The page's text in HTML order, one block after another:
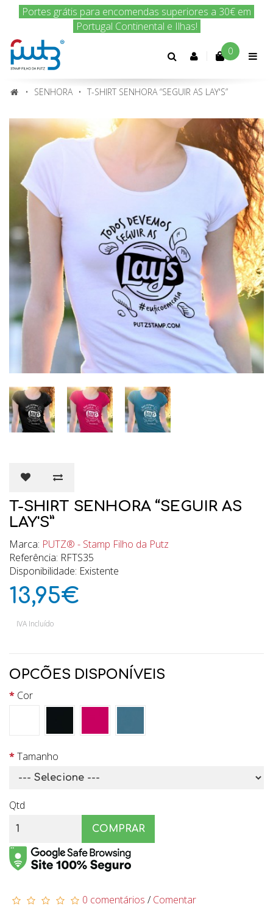
Encomenda hoje e nós enviamos amanhã!
Conta 0
SENHORA T-SHIRT SENHORA “SEGUIR AS LAY'S”
T-SHIRT SENHORA “SEGUIR AS
LAY'S”
Marca: PUTZ® - Stamp Filho da Putz
Referência: RFTS35
Disponibilidade: Existente
13,95€
IVA Incluído
OPCÕES DISPONÍVEIS
Cor
Tamanho
Qtd
COMPRAR
0 comentários /Comentar